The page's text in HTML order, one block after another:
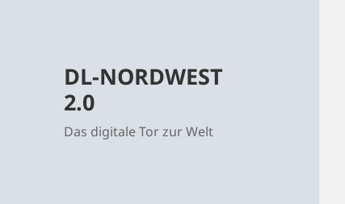
DL-NORDWEST
2.0
Das digitale Tor zur Welt